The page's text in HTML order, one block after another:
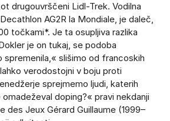
drugouvrščeni Lidl-Trek. Vodilna
AG2R la Mondiale, je daleč,
točkami*. Je ta osupljiva razlika
je on tukaj, se podoba
spremenila,« slišimo od francoskih
verodostojni v boju proti
sprejmemo ljudi, katerih
doping?« pravi nekdanji
des Jeux Gérard Guillaume (1999–